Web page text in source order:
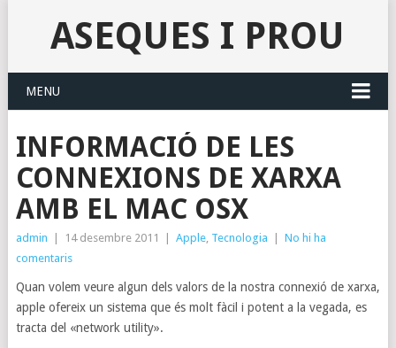
ASEQUES I PROU
MENU
INFORMACIÓ DE LES
CONNEXIONS DE XARXA
AMB EL MAC OSX
admin 14 desembre 2011 Apple, Tecnologia
No hi ha
comentaris
Quan volem veure algun dels valors de la nostra connexió de xarxa,
apple ofereix un sistema que és molt fàcil i potent a la vegada, es
tracta del «network utility».